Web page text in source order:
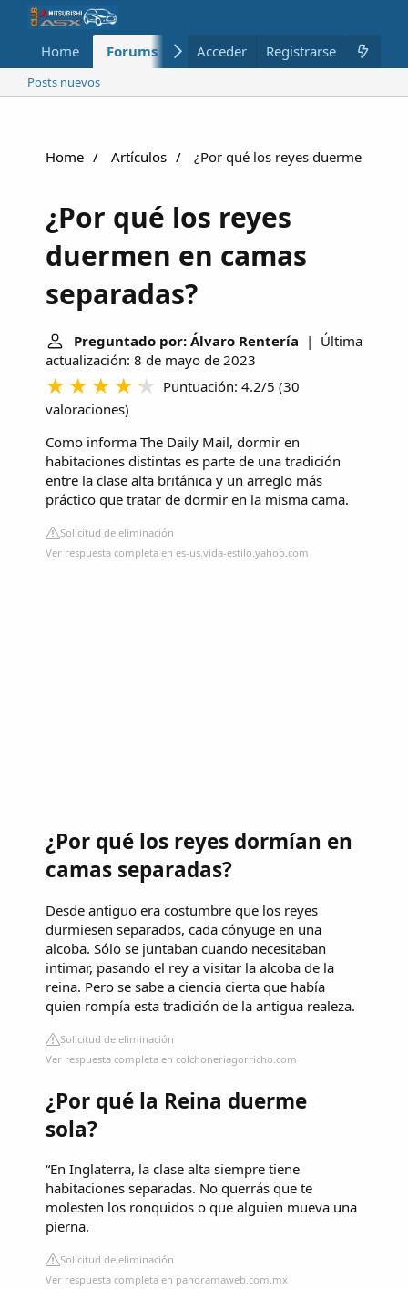
Home Forums Nuevo Miembros
Acceder Registrarse
Posts nuevos
Home Artículos ¿Por qué los reyes duermen en
¿Por qué los reyes
duermen en camas
separadas?
Preguntado por: Álvaro Rentería | Última
actualización: 8 de mayo de 2023
Puntuación: 4.2/5 (30
valoraciones)
Como informa The Daily Mail, dormir en
habitaciones distintas es parte de una tradición
entre la clase alta británica y un arreglo más
práctico que tratar de dormir en la misma cama.
Solicitud de eliminación
Ver respuesta completa en es-us.vida-estilo.yahoo.com
¿Por qué los reyes dormían en
camas separadas?
Desde antiguo era costumbre que los reyes
durmiesen separados, cada cónyuge en una
alcoba. Sólo se juntaban cuando necesitaban
intimar, pasando el rey a visitar la alcoba de la
reina. Pero se sabe a ciencia cierta que había
quien rompía esta tradición de la antigua realeza.
Solicitud de eliminación
Ver respuesta completa en colchoneriagorricho.com
¿Por qué la Reina duerme
sola?
“En Inglaterra, la clase alta siempre tiene
habitaciones separadas. No querrás que te
molesten los ronquidos o que alguien mueva una
pierna.
Solicitud de eliminación
Ver respuesta completa en panoramaweb.com.mx